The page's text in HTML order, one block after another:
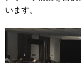
います。